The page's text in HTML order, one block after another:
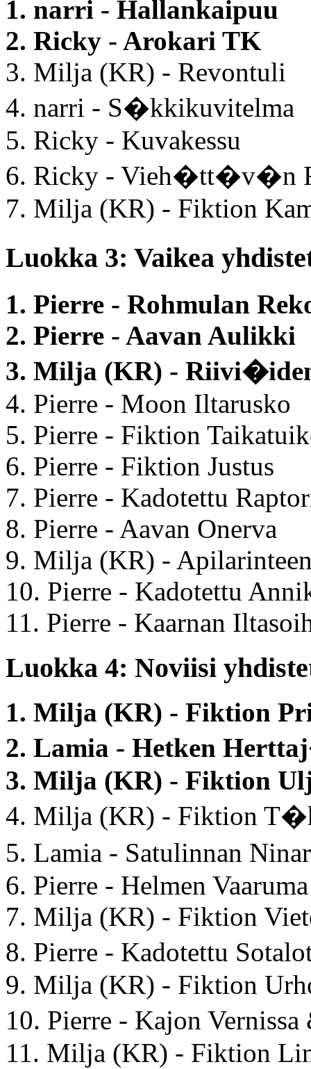
1. narri - Hallankaipuu
2. Ricky - Arokari TK
3. Milja (KR) - Revontuli
4. narri - S�kkikuvitelma
5. Ricky - Kuvakessu
6. Ricky - Vieh�tt�v�n
7. Milja (KR) - Fiktion
Luokka 3: Vaikea
1. Pierre - Rohmulan
2. Pierre - Aavan Aulikki
3. Milja (KR) -
4. Pierre - Moon Iltarusko
5. Pierre - Fiktion
6. Pierre - Fiktion Justus
7. Pierre - Kadotettu
8. Pierre - Aavan Onerva
9. Milja (KR) -
10. Pierre - Kadotettu
11. Pierre - Kaarnan
Luokka 4: Noviisi
1. Milja (KR) - Fiktion
2. Lamia - Hetken
3. Milja (KR) - Fiktion
4. Milja (KR) - Fiktion
5. Lamia - Satulinnan
6. Pierre - Helmen
7. Milja (KR) - Fiktion
8. Pierre - Kadotettu
9. Milja (KR) - Fiktion
10. Pierre - Kajon
11. Milja (KR) - Fiktion